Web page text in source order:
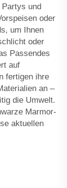
und
oder
um Ihnen
oder
Passendes
auf
fertigen ihre
an –
die Umwelt.
Marmor-
aktuellen